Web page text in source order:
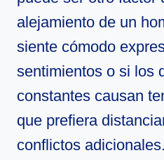
alejamiento de un
siente cómodo
sentimientos o si los
constantes causan
que prefiera
conflictos